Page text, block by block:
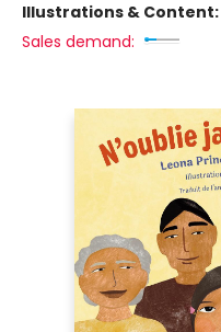
Illustrations & Content:
Sales demand: